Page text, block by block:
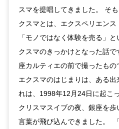
スマを提唱してきました。 そ
クスマとは、エクスペリエンス
「モノではなく体験を売る」
クスマのきっかけとなった話
座カルティエの前で撮ったもの
エクスマのはじまりは、ある
れは、1998年12月24日に起こ
クリスマスイブの夜、銀座を
言葉が飛び込んできました。